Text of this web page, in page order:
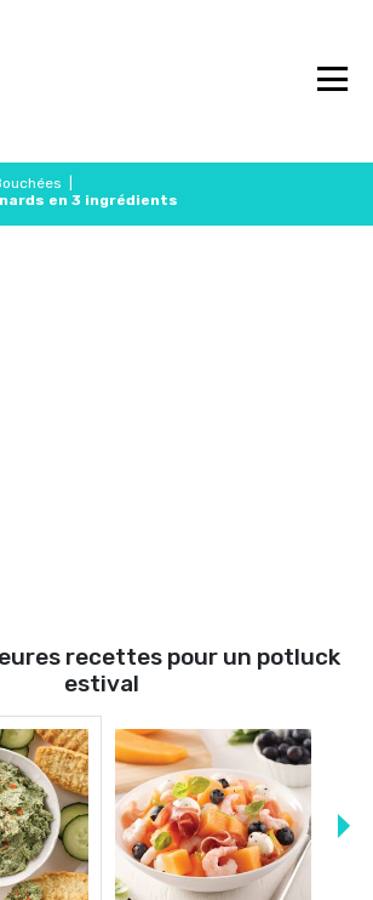
en 3 ingrédients
recettes pour un potluck
estival